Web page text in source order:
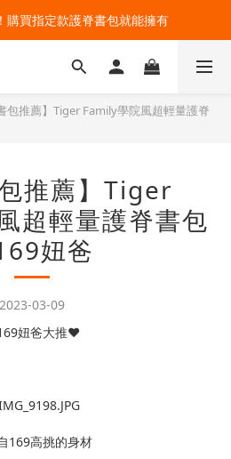
書包現貨熱賣中！開心迎接新學期！
購買指定款護脊書包就能擁有
書包現貨熱賣中！開心迎接新學期！
包推薦】Tiger Family學院風超輕量護脊
包推薦】Tiger
超輕量護脊書包
妞爸
2023-03-09
妞爸大推❤
169高挑的身材